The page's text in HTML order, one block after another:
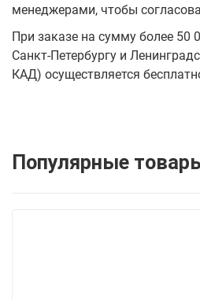
менеджерами, чтобы
При заказе на сумму более 50
Санкт-Петербургу и
КАД) осуществляется
Популярные